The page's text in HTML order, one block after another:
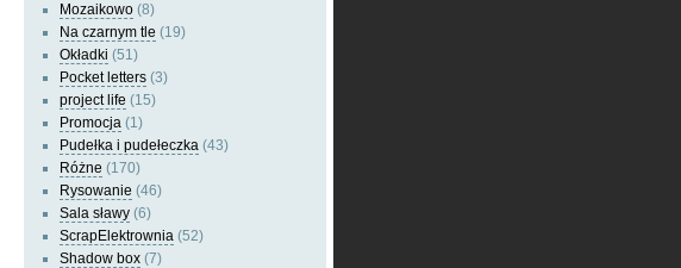
Mozaikowo (8)
Na czarnym tle (19)
Okładki (51)
Pocket letters (3)
project life (15)
Promocja (1)
Pudełka i pudełeczka (43)
Różne (170)
Rysowanie (46)
Sala sławy (6)
ScrapElektrownia (52)
Shadow box (7)